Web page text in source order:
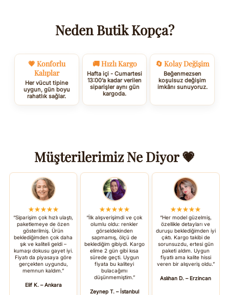
Neden Butik Kopça?
💗 Konforlu
Kalıplar
Her vücut tipine
uygun, gün boyu
rahatlık sağlar.
🚚 Hızlı Kargo
Hafta içi - Cumartesi
13:00’a kadar verilen
siparişler aynı gün
kargoda.
🔄 Kolay Değişim
Beğenmezsen
koşulsuz değişim
imkânı sunuyoruz.
Müşterilerimiz Ne Diyor 💗
★★★★★
“Siparişim çok hızlı ulaştı,
paketlemeye de özen
gösterilmiş. Ürün
beklediğimden çok daha
şık ve kaliteli geldi –
kumaşı dokusu gayet iyi.
Fiyatı da piyasaya göre
gerçekten uygundu,
memnun kaldım.”
Elif K. – Ankara
★★★★★
“İlk alışverişimdi ve çok
olumlu oldu: renkler
görseldekinden
sapmamış, ölçü de
beklediğim gibiydi. Kargo
elime 2 gün gibi kısa
sürede geçti. Uygun
fiyata bu kaliteyi
bulacağımı
düşünmemiştim.”
Zeynep T. – İstanbul
★★★★★
“Her model güzelmiş,
özellikle detayları ve
duruşu beklediğimden iyi
çıktı. Kargo takibi de
sorunsuzdu, ertesi gün
paketi aldım. Uygun
fiyatlı ama kalite hissi
veren bir alışveriş oldu.”
Aslıhan D. – Erzincan